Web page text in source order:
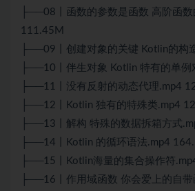
├──08丨函数的参数是函数 高阶函数
111.45M
├──09丨创建对象的关键 Kotlin的构
├──10丨伴生对象 Kotlin 特有的单例
├──11丨没有反射的动态代理.mp4
├──12丨Kotlin 独有的特殊类.mp4
├──13丨解构 特殊的数据拆箱方式
├──14丨Kotlin 的循环语法.mp4
├──15丨Kotlin海量的集合操作符
├──16丨作用域函数 你会爱上的自